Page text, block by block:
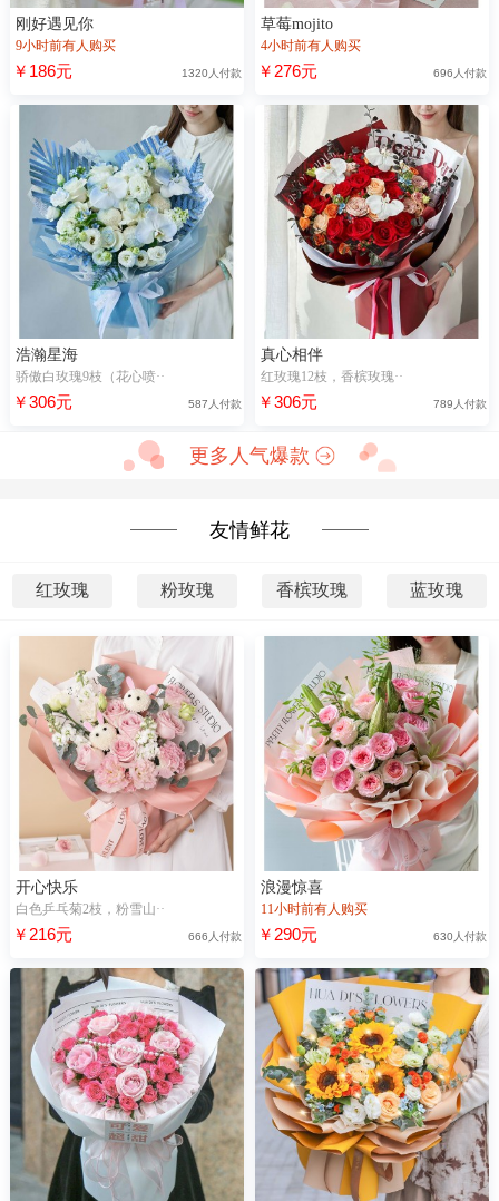
刚好遇见你
9小时前有人购买
￥186元 1320人付款
草莓mojito
4小时前有人购买
￥276元 696人付款
浩瀚星海
骄傲白玫瑰9枝（花心喷··
￥306元 587人付款
真心相伴
红玫瑰12枝，香槟玫瑰··
￥306元 789人付款
更多人气爆款
友情鲜花
红玫瑰 粉玫瑰 香槟玫瑰 蓝玫瑰
开心快乐
白色乒乓菊2枝，粉雪山··
￥216元 666人付款
浪漫惊喜
11小时前有人购买
￥290元 630人付款